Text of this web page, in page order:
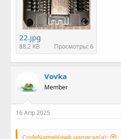
22.jpg
88.2 KB Просмотры: 6
Vovka
Member
16 Апр 2025
CodeNameHawk написал(а):